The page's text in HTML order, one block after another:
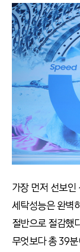
가장 먼저 선보
세탁성능은 완벽
절반으로 절감했
무엇보다 총 39